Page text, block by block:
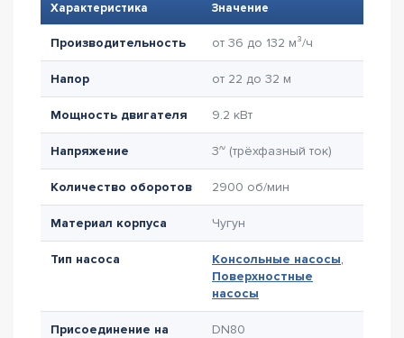
Характеристика Значение
Производительность от 36 до 132 м³/ч
Напор от 22 до 32 м
Мощность двигателя 9.2 кВт
Напряжение 3~ (трёхфазный ток)
Количество оборотов 2900 об/мин
Материал корпуса Чугун
Тип насоса Консольные насосы,
Поверхностные
насосы
Присоединение на
DN80